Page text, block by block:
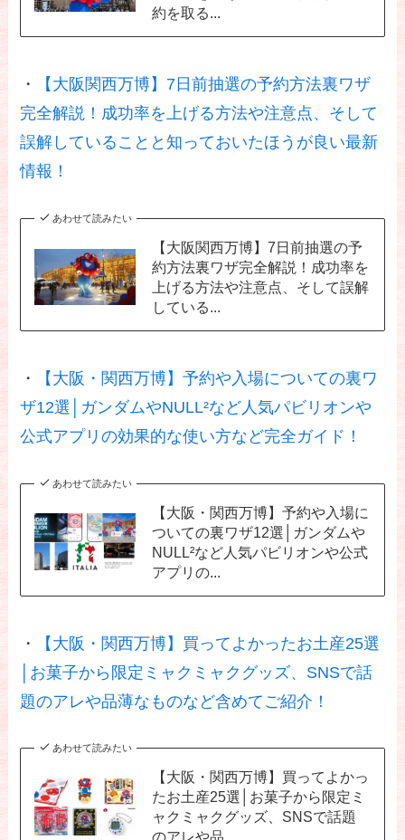
約を取る...
・
【大阪関西万博】7日前抽選の予約方法裏ワザ
完全解説！成功率を上げる方法や注意点、そして
誤解していることと知っておいたほうが良い最新
情報！
あわせて読みたい
【大阪関西万博】7日前抽選の予
約方法裏ワザ完全解説！成功率を
上げる方法や注意点、そして誤解
している...
・
【大阪・関西万博】予約や入場についての裏ワ
ザ12選│ガンダムやNULL²など人気パビリオンや
公式アプリの効果的な使い方など完全ガイド！
あわせて読みたい
【大阪・関西万博】予約や入場に
ついての裏ワザ12選│ガンダムや
NULL²など人気パビリオンや公式
アプリの...
・
【大阪・関西万博】買ってよかったお土産25選
│お菓子から限定ミャクミャクグッズ、SNSで話
題のアレや品薄なものなど含めてご紹介！
あわせて読みたい
【大阪・関西万博】買ってよかっ
たお土産25選│お菓子から限定ミ
ャクミャクグッズ、SNSで話題
のアレや品...